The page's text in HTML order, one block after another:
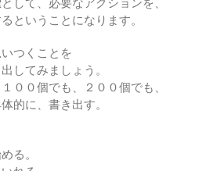
して、必要なアクションを、
ということになります。
つくことを
してみましょう。
００個でも、２００個でも、
的に、書き出す。
る。